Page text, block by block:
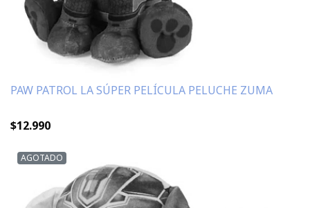
PAW PATROL LA SÚPER PELÍCULA PELUCHE ZUMA
$12.990
AGOTADO